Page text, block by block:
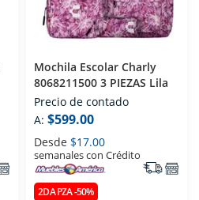
Mochila Escolar Charly
8068211500 3 PIEZAS Lila
Precio de contado
A: $599.00
Desde $17.00
semanales con Crédito
2DA PZA -50%